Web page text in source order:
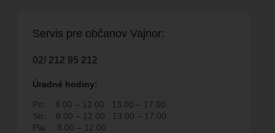
POVOLENÍ NA
Servis pre občanov Vajnor:
02/ 212 95 212
Úradné hodiny:
Po: 8.00 – 12.00
13.00 – 17.00
Str:
8.00 – 12.00
13.00 – 17.00
Pia:
8.00 – 12.00